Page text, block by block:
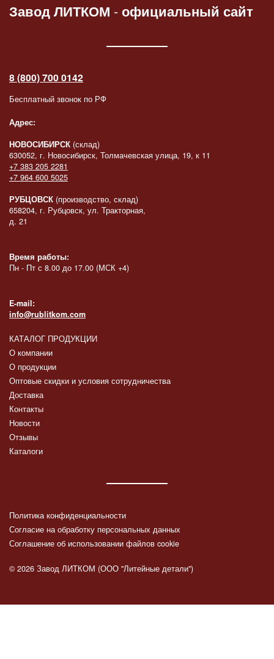
Завод ЛИТКОМ -официальный сайт
8 (800) 700 0142
Бесплатный звонок по РФ
Адрес:
НОВОСИБИРСК (склад)
630052, г. Новосибирск, Толмачевская улица, 19, к 11
+7 383 205 2281
+7 964 600 5025
РУБЦОВСК (производство, склад)
658204, г. Рубцовск, ул. Тракторная,
д. 21
Время работы:
Пн - Пт с 8.00 до 17.00 (МСК +4)
E-mail:
info@rublitkom.com
КАТАЛОГ ПРОДУКЦИИ
О компании
О продукции
Оптовые скидки и условия сотрудничества
Доставка
Контакты
Новости
Отзывы
Каталоги
Политика конфиденциальности
Согласие на обработку персональных данных
Соглашение об использовании файлов cookie
© 2026 Завод ЛИТКОМ (ООО "Литейные детали")